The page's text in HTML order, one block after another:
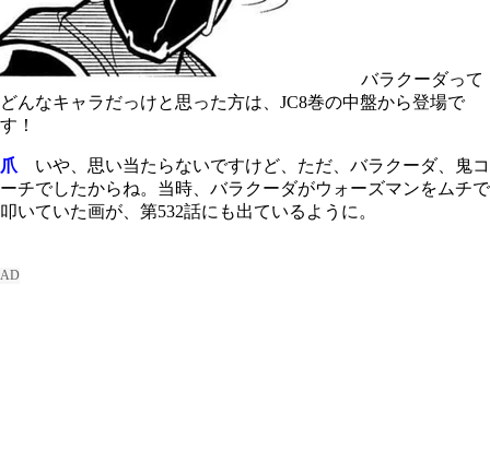
バラクーダって
どんなキャラだっけと思った方は、JC8巻の中盤から登場で
す！
爪 いや、思い当たらないですけど、ただ、バラクーダ、鬼コ
ーチでしたからね。当時、バラクーダがウォーズマンをムチで
叩いていた画が、第532話にも出ているように。